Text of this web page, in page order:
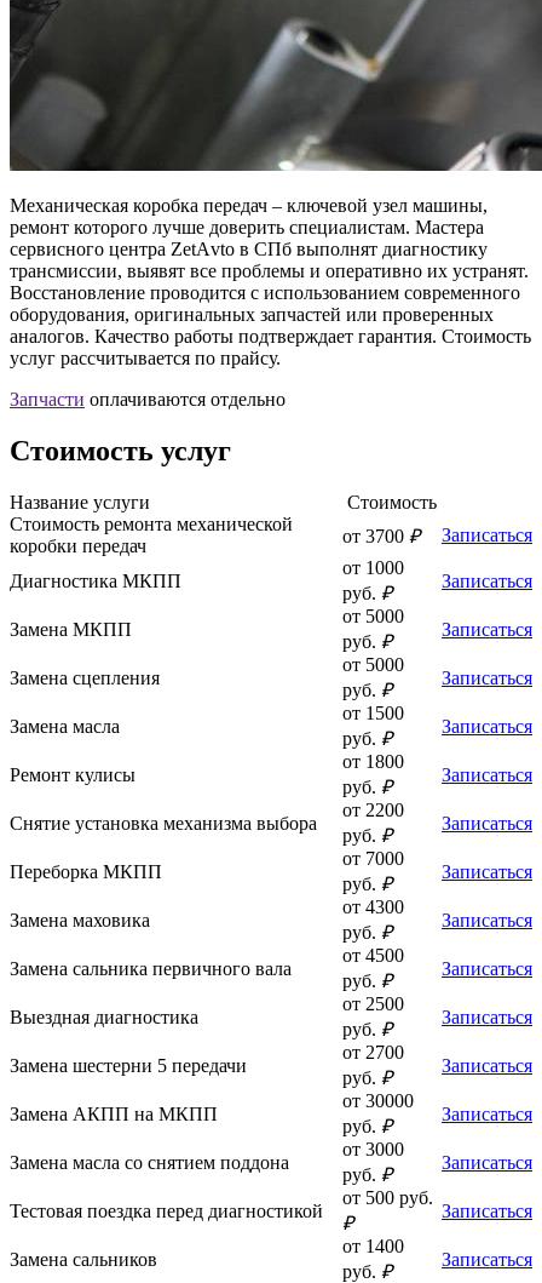
Механическая коробка передач – ключевой узел машины,
ремонт которого лучше доверить специалистам. Мастера
сервисного центра ZetАvto в СПб выполнят диагностику
трансмиссии, выявят все проблемы и оперативно их устранят.
Восстановление проводится с использованием современного
оборудования, оригинальных запчастей или проверенных
аналогов. Качество работы подтверждает гарантия. Стоимость
услуг рассчитывается по прайсу.
Запчасти оплачиваются отдельно
Стоимость услуг
Название услуги
Стоимость
Стоимость ремонта механической
коробки передач
от 3700 ₽ Записаться
Диагностика МКПП
от 1000
руб. ₽
Записаться
Замена МКПП
от 5000
руб. ₽
Записаться
Замена сцепления
от 5000
руб. ₽
Записаться
Замена масла
от 1500
руб. ₽
Записаться
Ремонт кулисы
от 1800
руб. ₽
Записаться
Снятие установка механизма выбора
от 2200
руб. ₽
Записаться
Переборка МКПП
от 7000
руб. ₽
Записаться
Замена маховика
от 4300
руб. ₽
Записаться
Замена сальника первичного вала
от 4500
руб. ₽
Записаться
Выездная диагностика
от 2500
руб. ₽
Записаться
Замена шестерни 5 передачи
от 2700
руб. ₽
Записаться
Замена АКПП на МКПП
от 30000
руб. ₽
Записаться
Замена масла со снятием поддона
от 3000
руб. ₽
Записаться
Тестовая поездка перед диагностикой
от 500 руб.
₽
Записаться
Замена сальников
от 1400
руб. ₽
Записаться